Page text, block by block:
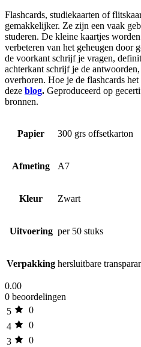
Flashcards, studiekaarten of
gemakkelijker. Ze zijn een vaak
studeren. De kleine kaartjes
verbeteren van het geheugen door
de voorkant schrijf je vragen,
achterkant schrijf je de
overhoren. Hoe je de flashcards
deze blog. Geproduceerd op
bronnen.
Papier 300 grs offsetkarton
Afmeting A7
Kleur Zwart
Uitvoering per 50 stuks
Verpakking hersluitbare
0.00
0 beoordelingen
5
0
4
0
3
0